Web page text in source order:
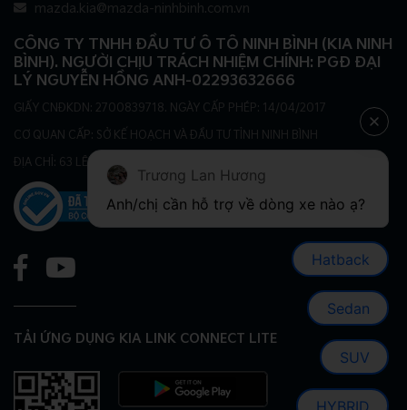
mazda.kia@mazda-ninhbinh.com.vn
CÔNG TY TNHH ĐẦU TƯ Ô TÔ NINH BÌNH (KIA NINH
BÌNH). NGƯỜI CHỊU TRÁCH NHIỆM CHÍNH: PGĐ ĐẠI
LÝ NGUYỄN HỒNG ANH-02293632666
GIẤY CNĐKDN: 2700839718. NGÀY CẤP PHÉP: 14/04/2017
CƠ QUAN CẤP: SỞ KẾ HOẠCH VÀ ĐẦU TƯ TỈNH NINH BÌNH
ĐỊA CHỈ: 63 LÊ ĐẠI HÀNH, PHƯỜNG HOA LƯ, TỈNH NINH BÌNH
TẢI ỨNG DỤNG KIA LINK CONNECT LITE
Trương Lan Hương
Hatback
Sedan
SUV
HYBRID